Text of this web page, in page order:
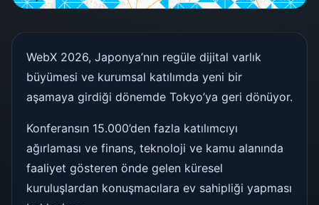
WebX 2026, Japonya’nın regüle dijital varlık
büyümesi ve kurumsal katılımda yeni bir
aşamaya girdiği dönemde Tokyo’ya geri dönüyor.
Konferansın 15.000’den fazla katılımcıyı
ağırlaması ve finans, teknoloji ve kamu alanında
faaliyet gösteren önde gelen küresel
kuruluşlardan konuşmacılara ev sahipliği yapması